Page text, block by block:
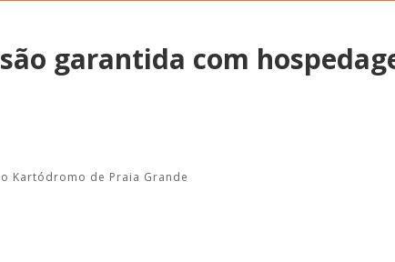
garantida com
Kartódromo de Praia Grande